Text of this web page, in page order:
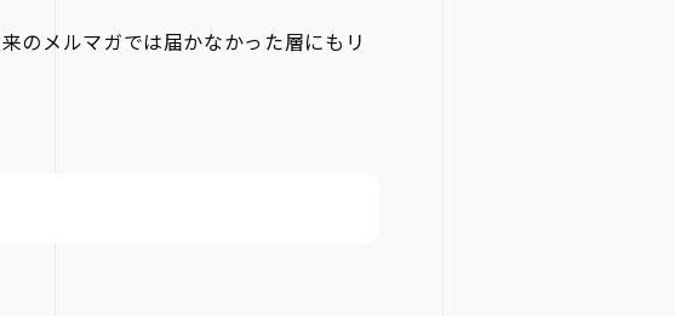
のメルマガでは届かなかった層にもリ